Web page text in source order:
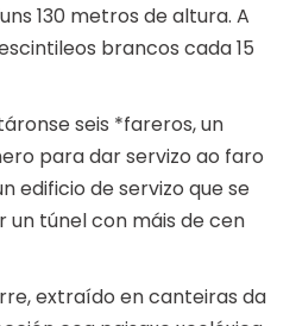
130 metros de altura. A
brancos cada 15
seis *fareros, un
para dar servizo ao faro
edificio de servizo que se
túnel con máis de cen
extraído en canteiras da